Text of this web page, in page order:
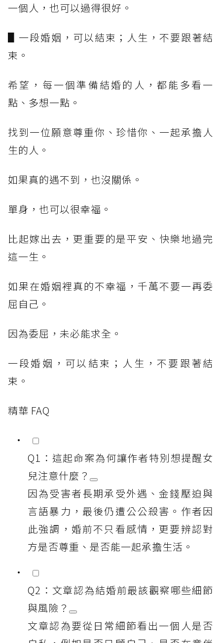
一個人，也可以過得很好。
▋一段婚姻，可以結束；人生，不要跟著結
束。
希望，每一個準備結婚的人，都能多看一
點、多想一點。
找到一位願意尊重你、珍惜你、一起承擔人
生的人。
如果真的遇不到，也沒關係。
單身，也可以很幸福。
比起嫁出去，更重要的是平安、快樂地過完
這一生。
如果在婚姻裡真的不幸福，千萬不要一再委
屈自己。
因為委屈，未必能求全。
一段婚姻，可以結束；人生，不要跟著結
束。
精華 FAQ
Q1：這起命案為何讓作者特別想提醒女
兒注意什麼？
因為受害者長期承受外遇、金錢壓迫與
言語暴力，最後仍遭公公殺害。作者因
此強調，婚前不只看感情，更要辨認對
方是否尊重、是否能一起承擔生活。
Q2：文章認為結婚前最該觀察哪些細節
與風險？
文章認為要從日常細節看出一個人是否